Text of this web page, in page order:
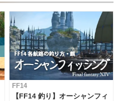
FF14
【FF14 釣り】オーシャンフィ